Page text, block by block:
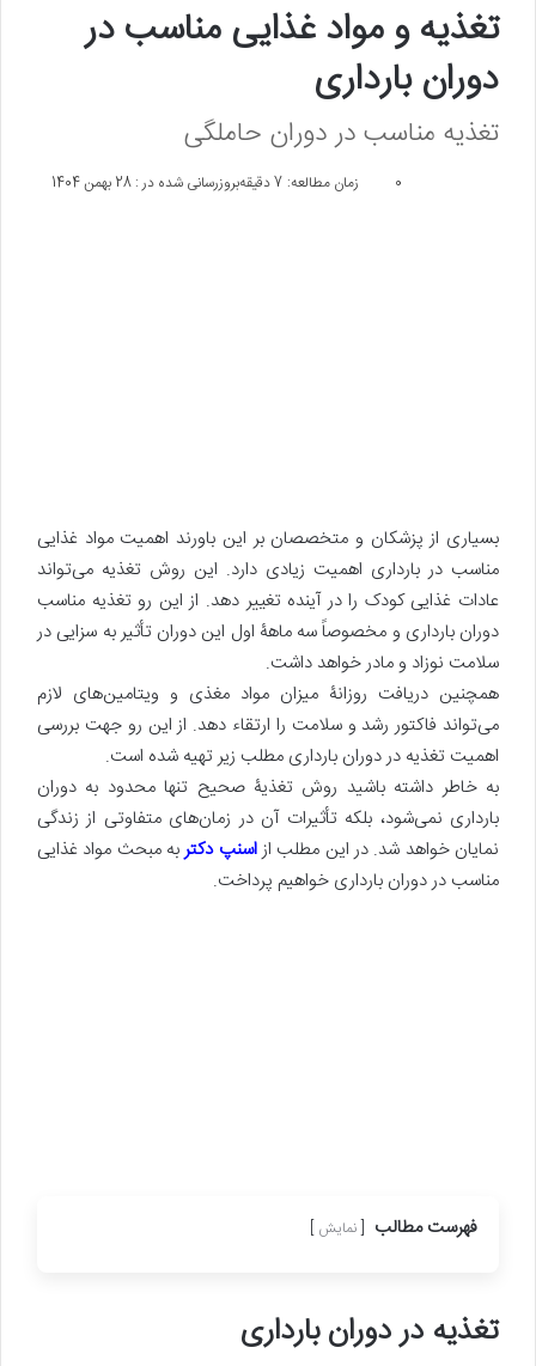
تغذیه و مواد غذایی مناسب در
دوران بارداری
تغذیه مناسب در دوران حاملگی
بروزرسانی شده در : 28 بهمن 1404 0 زمان مطالعه: 7 دقیقه
بسیاری از پزشکان و متخصصان بر این باورند اهمیت مواد غذایی
مناسب در بارداری اهمیت زیادی دارد. این روش تغذیه می‌تواند
عادات غذایی کودک را در آینده تغییر دهد. از این رو تغذیه مناسب
دوران بارداری و مخصوصاً سه ماهۀ اول این دوران تأثیر به سزایی در
سلامت نوزاد و مادر خواهد داشت.
همچنین دریافت روزانۀ میزان مواد مغذی و ویتامین‌های لازم
می‌تواند فاکتور رشد و سلامت را ارتقاء دهد. از این رو جهت بررسی
اهمیت تغذیه در دوران بارداری مطلب زیر تهیه شده است.
به خاطر داشته باشید روش تغذیۀ صحیح تنها محدود به دوران
بارداری نمی‌شود، بلکه تأثیرات آن در زمان‌های متفاوتی از زندگی
نمایان خواهد شد. در این مطلب ازاسنپ دکتربه مبحث مواد غذایی
مناسب در دوران بارداری خواهیم پرداخت.
فهرست مطالب نمایش
تغذیه در دوران بارداری